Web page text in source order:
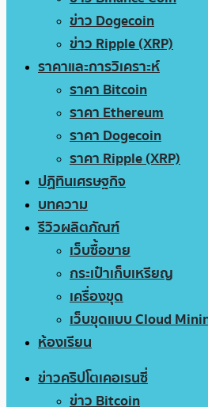
ข่าว Dogecoin
ข่าว Ripple (XRP)
ราคาและการวิเคราะห์
ราคา Bitcoin
ราคา Ethereum
ราคา Dogecoin
ราคา Ripple (XRP)
ปฏิทินเศรษฐกิจ
บทความ
รีวิวผลิตภัณฑ์
เว็บซื้อขาย
กระเป๋าเก็บเหรียญ
เครื่องขุด
เว็บขุดแบบ Cloud
ห้องเรียน
ข่าวคริปโตเคอเรนซี่
ข่าว Bitcoin